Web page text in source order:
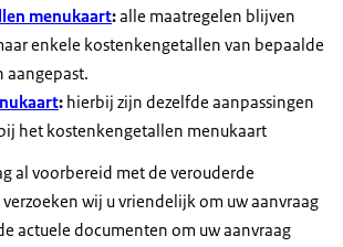
menukaart:alle maatregelen blijven
enkele kostenkengetallen van bepaalde
aangepast.
: hierbij zijn dezelfde aanpassingen
het kostenkengetallen menukaart
al voorbereid met de verouderde
wij u vriendelijk om uw aanvraag
actuele documenten om uw aanvraag